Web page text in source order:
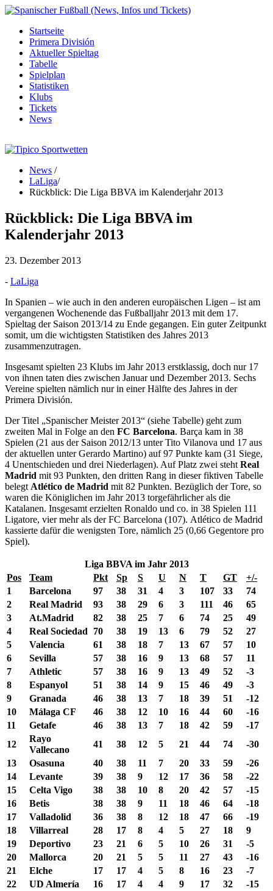
Startseite
Primera División
Aktueller Spieltag
Tabelle
Spielplan
Statistiken
Klubs
Tickets
News
News /
LaLiga/
Rückblick: Die Liga BBVA im Kalenderjahr 2013
Rückblick: Die Liga BBVA im
Kalenderjahr 2013
23. Dezember 2013
- LaLiga
In Spanien – wie auch in den anderen europäischen Ligen – ist am
vergangenen Wochenende das Fußballjahr 2013 mit dem 17.
Spieltag der Saison 2013/14 zu Ende gegangen. Ein guter Zeitpunkt
somit, um die wichtigsten Statistiken des Jahres 2013
zusammenzutragen.
Insgesamt spielten 23 Klubs im Jahr 2013 erstklassig, doch nur 17
von ihnen taten dies zwischen Januar und Dezember 2013. Sechs
Vereine spielten nämlich nur in einer Hälfte des Jahres in der
Primera División.
Der Titel „Spanischer Meister 2013“ (siehe Tabelle) geht zum
zweiten Mal in Folge an den FC Barcelona. Barça kam in 38
Spielen (21 aus der Saison 2012/13 unter Tito Vilanova und 17 aus
der aktuellen unter Gerardo Martino) auf 97 Punkte kam (31 Siege,
4 Unentschieden und drei Niederlagen). Auf Platz zwei steht Real
Madrid mit 93 Punkten, den dritten Rang in dieser fiktiven Tabelle
belegt Atlético de Madrid mit 82 Punkten. Bezüglich der Tore, so
waren die Königlichen im Jahr 2013 torgefährlicher als die
Katalanen. Insgesamt erzielten Ronaldo und co. in 38 Spielen 111
Ligatore, vier mehr als der FC Barcelona (107). Atlético de Madrid
kassierte dafür die wenigsten Tore, nämlich 25 (0,66 Gegentore pro
Spiel).
Liga BBVA im Jahr 2013
Pos
Team Pkt Sp S U N T GT
+/-
1
Barcelona 97 38 31 4 3 107 33
74
2
Real Madrid 93 38 29 6 3 111 46
65
3
At.Madrid 82 38 25 7 6 74 25
49
4
Real Sociedad 70 38 19 13 6 79 52
27
5
Valencia 61 38 18 7 13 67 57
10
6
Sevilla 57 38 16 9 13 68 57
11
7
Athletic 57 38 16 9 13 49 52
-3
8
Espanyol 51 38 14 9 15 46 49
-3
9
Granada 46 38 13 7 18 39 51
-12
10
Málaga CF 46 38 12 10 16 44 60
-16
11
Getafe 46 38 13 7 18 42 59
-17
12
Rayo
Vallecano
41 38 12 5 21 44 74
-30
13
Osasuna 40 38 11 7 20 33 59
-26
14
Levante 39 38 9 12 17 36 58
-22
15
Celta Vigo 38 38 10 8 20 42 57
-15
16
Betis 38 38 9 11 18 46 64
-18
17
Valladolid 36 38 8 12 18 47 66
-19
18
Villarreal 28 17 8 4 5 27 18
9
19
Deportivo 23 21 6 5 10 26 31
-5
20
Mallorca 20 21 5 5 11 27 43
-16
21
Elche 17 17 4 5 8 16 23
-7
22
UD Almería 16 17 4 4 9 17 32
-15